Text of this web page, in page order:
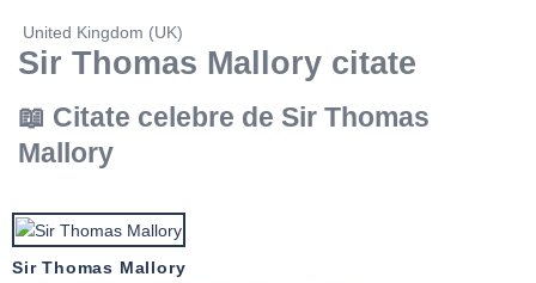
United Kingdom (UK)
Sir Thomas Mallory citate
Citate celebre de Sir Thomas
Mallory
Sir Thomas Mallory